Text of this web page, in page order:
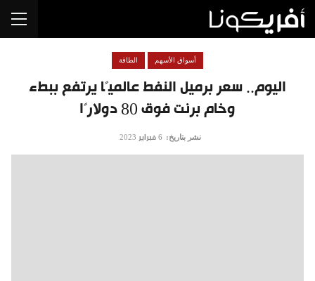
اليوم.. سعر برميل النفط عالميًا يرتفع ببطء
وخام برنت فوق 80 دولارًا
أسواق الأسهم الطاقة
نشر بتاريخ: 6 فبراير 2023